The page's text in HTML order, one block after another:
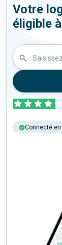
Votre
éligible
Connecté